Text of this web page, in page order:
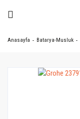
Anasayfa Batarya-Musluk